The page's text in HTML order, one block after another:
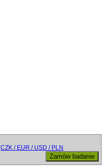
CZK / EUR / USD / PLN